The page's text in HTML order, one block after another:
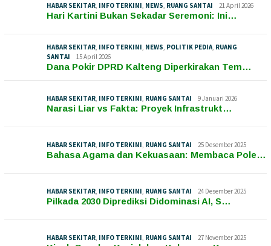
HABAR SEKITAR, INFO TERKINI, NEWS, RUANG SANTAI 21 April 2026
Hari Kartini Bukan Sekadar Seremoni: Ini…
HABAR SEKITAR, INFO TERKINI, NEWS, POLITIK PEDIA, RUANG
SANTAI
15 April 2026
Dana Pokir DPRD Kalteng Diperkirakan Tem…
HABAR SEKITAR, INFO TERKINI, RUANG SANTAI 9 Januari 2026
Narasi Liar vs Fakta: Proyek Infrastrukt…
HABAR SEKITAR, INFO TERKINI, RUANG SANTAI 25 Desember 2025
Bahasa Agama dan Kekuasaan: Membaca Pole…
HABAR SEKITAR, INFO TERKINI, RUANG SANTAI 24 Desember 2025
Pilkada 2030 Diprediksi Didominasi AI, S…
HABAR SEKITAR, INFO TERKINI, RUANG SANTAI 27 November 2025